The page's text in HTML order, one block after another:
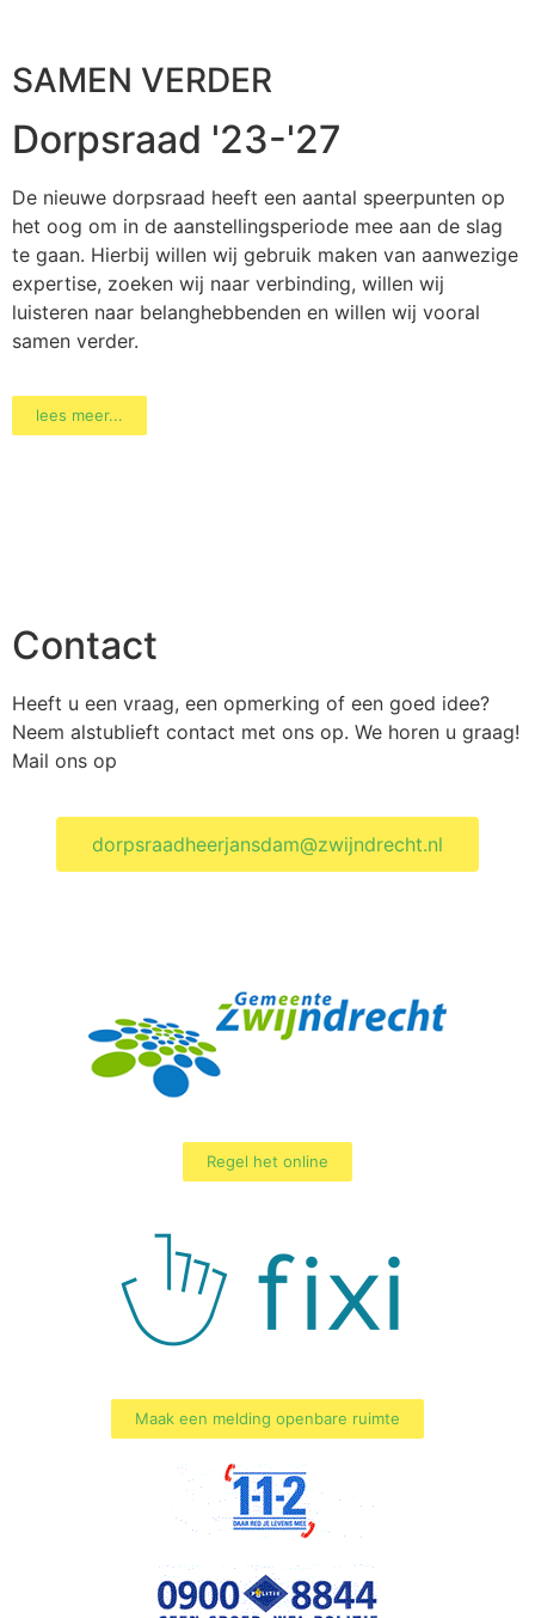
Meer laden… Volg op Instagram
SAMEN VERDER
Dorpsraad '23-'27
De nieuwe dorpsraad heeft een aantal speerpunten op
het oog om in de aanstellingsperiode mee aan de slag
te gaan. Hierbij willen wij gebruik maken van aanwezige
expertise, zoeken wij naar verbinding, willen wij
luisteren naar belanghebbenden en willen wij vooral
samen verder.
lees meer...
Contact
Heeft u een vraag, een opmerking of een goed idee?
Neem alstublieft contact met ons op. We horen u graag!
Mail ons op
dorpsraadheerjansdam@zwijndrecht.nl
Maak een melding openbare ruimte
Regel het online